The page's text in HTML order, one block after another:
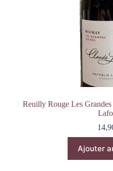
Reuilly Rouge Les
Ajouter